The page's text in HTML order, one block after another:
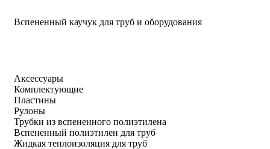
Вспененный каучук для труб и оборудования
Аксессуары
Комплектующие
Пластины
Рулоны
Трубки из вспененного полиэтилена
Вспененный полиэтилен для труб
Жидкая теплоизоляция для труб